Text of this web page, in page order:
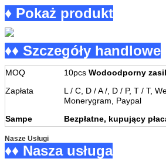
1. Ograniczenie:
awaryjne).
a następnie uruchom go
Być może jego ochrona
2.Ochrona
3. Temperatura
Model ochrony (zamknij
Środowisko
Temperatura pracy:
♦ Pokaż produkt
♦♦ Szczegóły handlowe
MOQ 10pcs Wodoodporny
Zapłata
L / C, D / A /, D / P, T / T,
Monerygram, Paypal
Sampe
Bezpłatne, kupujący
Port
Czas dostawy
3-5 dni na wodoodporny
Nasze Usługi
♦♦ Nasza usługa